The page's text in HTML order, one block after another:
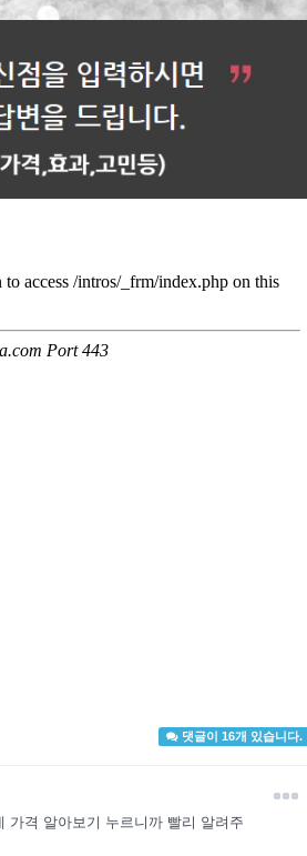
댓글이 16개 있습니다.
가격 알아보기 누르니까 빨리 알려주